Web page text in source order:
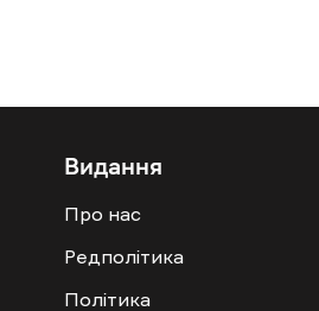
Видання
Про нас
Редполітика
Політика